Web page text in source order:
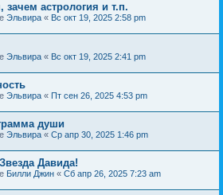
астрология и т.п.
Эльвира « Вс окт 19, 2025 2:58 pm
Эльвира « Вс окт 19, 2025 2:41 pm
Эльвира « Пт сен 26, 2025 4:53 pm
души
Эльвира « Ср апр 30, 2025 1:46 pm
Давида!
Билли Джин « Сб апр 26, 2025 7:23 am